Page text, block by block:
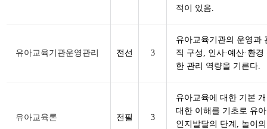
적이 있음.
유아교육기관운영관리 전선 3
유아교육기관의 운영과
직 구성, 인사·예산·환
한 관리 역량을 기른다.
유아교육론 전필 3
유아교육에 대한 기본
대한 이해를 기초로 유
인지발달의 단계, 놀이